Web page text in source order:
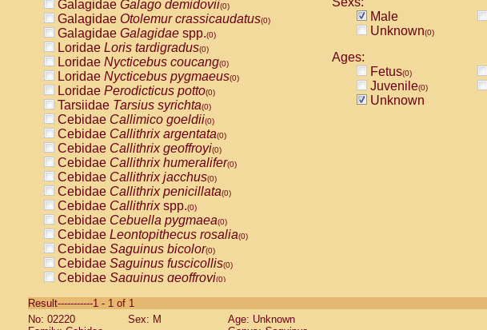
Galagidae Galago demidovii(0)
Galagidae Otolemur crassicaudatus(0)
Galagidae Galagidae spp.(0)
Loridae Loris tardigradus(0)
Loridae Nycticebus coucang(0)
Loridae Nycticebus pygmaeus(0)
Loridae Perodicticus potto(0)
Tarsiidae Tarsius syrichta(0)
Cebidae Callimico goeldii(0)
Cebidae Callithrix argentata(0)
Cebidae Callithrix geoffroyi(0)
Cebidae Callithrix humeralifer(0)
Cebidae Callithrix jacchus(0)
Cebidae Callithrix penicillata(0)
Cebidae Callithrixspp.(0)
Cebidae Cebuella pygmaea(0)
Cebidae Leontopithecus rosalia(0)
Cebidae Saguinus bicolor(0)
Cebidae Saguinus fuscicollis(0)
Cebidae Saguinus geoffroyi(0)
CebidaeSaguinus labiatus(0)
Cebidae Saguinus leucopus (0)
Male
Unknown(0)
Ages:
Fetus(0)
Juvenile(0)
Unknown
Result-----------1 - 1 of 1
No: 02220
Sex: M
Age: Unknown